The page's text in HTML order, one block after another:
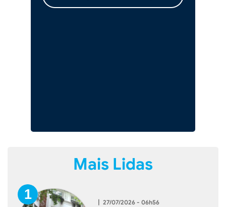
Mais Lidas
| 27/07/2026 - 06h56